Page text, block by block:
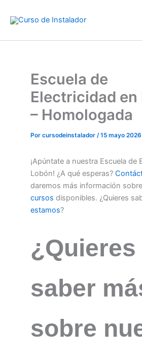
Escuela de
Electricidad en
– Homologada
Por cursodeinstalador /15 mayo 2026
¡Apúntate a nuestra Escuela de
Lobón! ¿A qué esperas?
daremos más información
cursos disponibles. ¿Quieres
estamos?
¿Quieres
saber
sobre